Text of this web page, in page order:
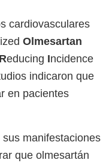
cardiovasculares
Olmesartan
Reducing Incidence
indicaron que
en pacientes
manifestaciones
que olmesartán